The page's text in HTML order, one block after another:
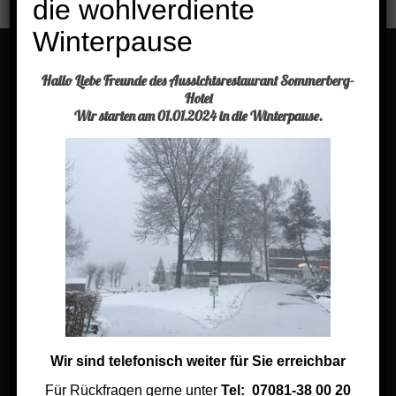
traumhaftem Sonnenschein auf unserer Terrasse genossen!
Menü
Aktuelles
Kontakt
Impressum
Jobs im Sommerberg Hotel
Links aus der Region
die wohlverdiente
Winterpause
Hallo Liebe Freunde des Aussichtsrestaurant Sommerberg-
Hotel
Wir starten am 01.01.2024 in die Winterpause.
Wir sind telefonisch weiter für Sie erreichbar
Für Rückfragen gerne unter Tel: 07081-38 00 20